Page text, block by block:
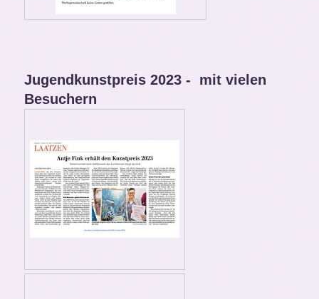
Jugendkunstpreis 2023 - mit vielen
Besuchern